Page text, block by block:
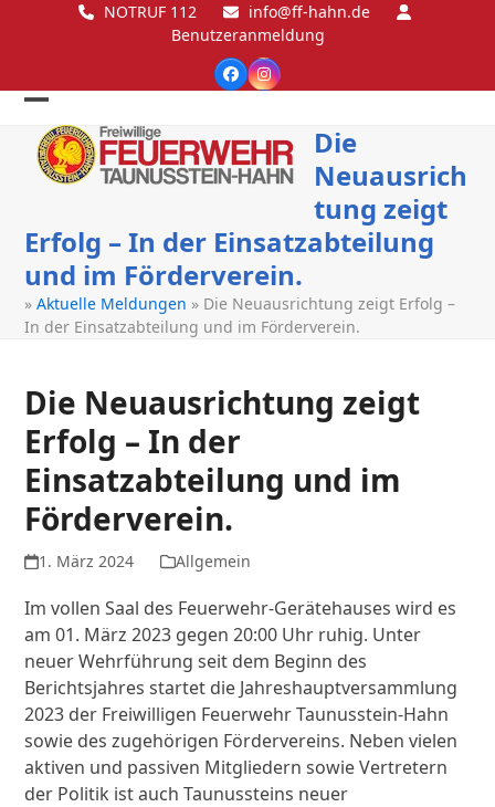
NOTRUF 112
info@ff-hahn.de
Benutzeranmeldung
FacebookInstagram
Open
mobile
Close
mobile
Die
Neuausrich
tung zeigt
Erfolg – In der Einsatzabteilung
und im Förderverein.
»Aktuelle Meldungen » Die Neuausrichtung zeigt Erfolg –
In der Einsatzabteilung und im Förderverein.
Die Neuausrichtung zeigt
Erfolg – In der
Einsatzabteilung und im
Förderverein.
1. März 2024 Allgemein
Im vollen Saal des Feuerwehr-Gerätehauses wird es
am 01. März 2023 gegen 20:00 Uhr ruhig. Unter
neuer Wehrführung seit dem Beginn des
Berichtsjahres startet die Jahreshauptversammlung
2023 der Freiwilligen Feuerwehr Taunusstein-Hahn
sowie des zugehörigen Fördervereins. Neben vielen
aktiven und passiven Mitgliedern sowie Vertretern
der Politik ist auch Taunussteins neuer